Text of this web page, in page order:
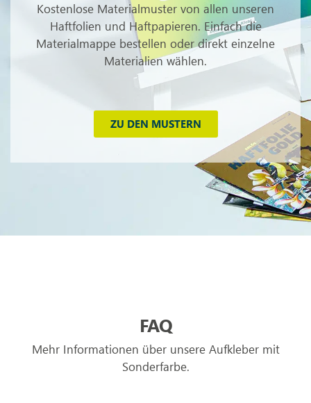
Kostenlose Materialmuster von allen unseren
Haftfolien und Haftpapieren. Einfach die
Materialmappe bestellen oder direkt einzelne
Materialien wählen.
ZU DEN MUSTERN
FAQ
Mehr Informationen über unsere Aufkleber mit
Sonderfarbe.